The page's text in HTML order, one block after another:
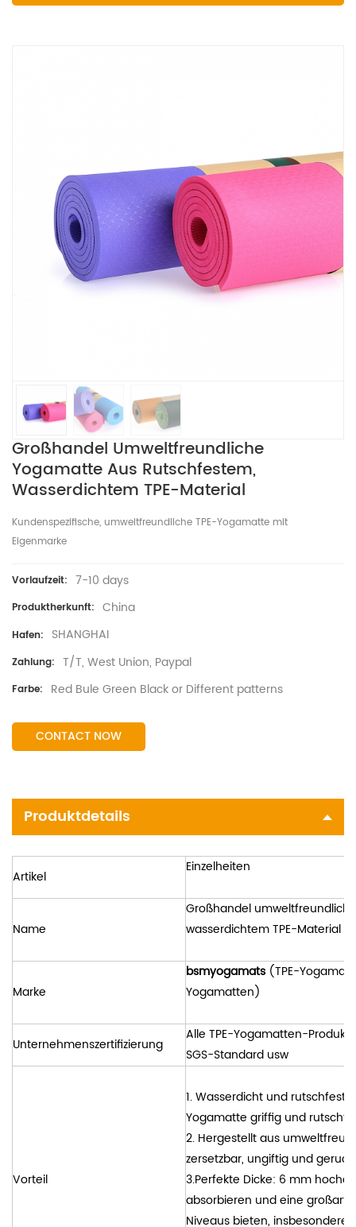
Großhandel Umweltfreundliche
Yogamatte Aus Rutschfestem,
Wasserdichtem TPE-Material
Kundenspezifische, umweltfreundliche TPE-Yogamatte mit
Eigenmarke
Vorlaufzeit: 7-10 days
Produktherkunft: China
Hafen: SHANGHAI
Zahlung: T/T, West Union, Paypal
Farbe: Red Bule Green Black or Different patterns
CONTACT NOW
Produktdetails
Artikel
Einzelheiten
Name
Großhandel
wasserdichtem TPE-Material
Marke
bsmyogamats (TPE-
Yogamatten)
Unternehmenszertifizierung
Alle TPE-Yogamatten-
SGS-Standard usw
Vorteil
1. Wasserdicht und rutschfest:
Yogamatte griffig und
2. Hergestellt aus
zersetzbar, ungiftig und
3.Perfekte Dicke: 6 mm
absorbieren und eine
Niveaus bieten, insbesondere